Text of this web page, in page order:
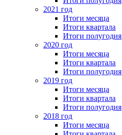
2021 год
Итоги месяца
Итоги квартала
Итоги полугодия
2020 год
Итоги месяца
Итоги квартала
Итоги полугодия
2019 год
Итоги месяца
Итоги квартала
Итоги полугодия
2018 год
Итоги месяца